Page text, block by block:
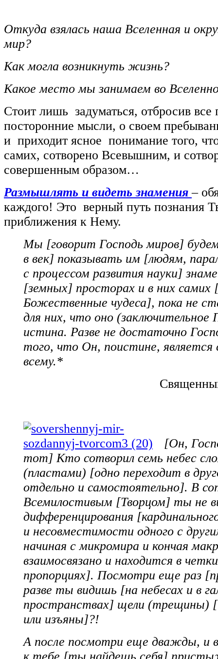
Откуда взялась наша Вселенная и
мир?
Как могла возникнуть жизнь?
Какое место мы занимаем во
Стоит лишь задуматься, отбросив все
посторонние мысли, о своем
и приходит ясное понимание того,
самих, сотворено Всевышним, и
совершенным образом…
Размышлять и видеть знамения–
каждого! Это верный путь познания
приближения к Нему.
Мы [говорит Господь миров]
в век] показывать им [людям,
с процессом развития науки]
[земных] просторах и в них
Божественные чудеса], пока не
для них, что оно (заключительное
истина. Разве не достаточно
того, что Он, поистине, является
всему.*
[Он,
тот] Кто сотворил семь небес
(пластами) [одно переходит в
отдельно и самостоятельно]. В
Всемилостивым [Творцом] ты не
дифференцирования
и несовместимости одного с
начиная с микромира и кончая
взаимосвязано и находится в
пропорциях]. Посмотри еще раз
разве ты видишь [на небесах и в
пространствах] щели (трещины)
или изъяны]?!
А после посмотри еще дважды, и